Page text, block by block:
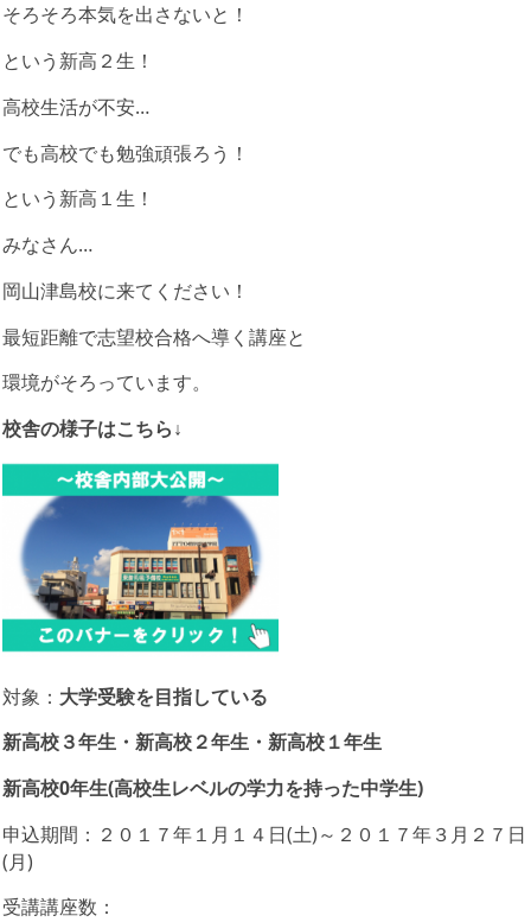
そろそろ本気を出さないと！
という新高２生！
高校生活が不安…
でも高校でも勉強頑張ろう！
という新高１生！
みなさん…
岡山津島校に来てください！
最短距離で志望校合格へ導く講座と
環境がそろっています。
校舎の様子はこちら↓
対象： 大学受験を目指している
新高校３年生・新高校２年生・新高校１年生
新高校0年生(高校生レベルの学力を持った中学生)
申込期間：２０１７年１月１４日(土)～２０１７年３月２７日
(月)
受講講座数：